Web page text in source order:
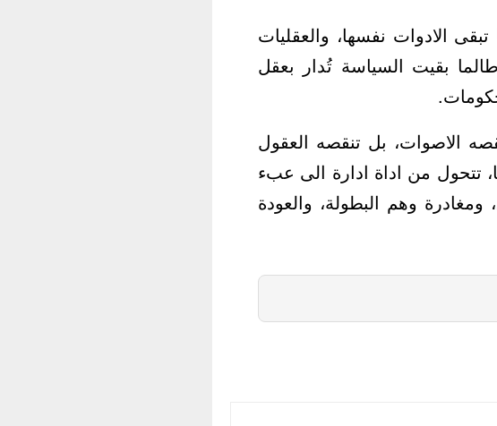
الادوات نفسها، والعقليات
بقيت السياسة تُدار بعقل
الاصوات، بل تنقصه العقول
تتحول من اداة ادارة الى عبء
ومغادرة وهم البطولة، والعودة